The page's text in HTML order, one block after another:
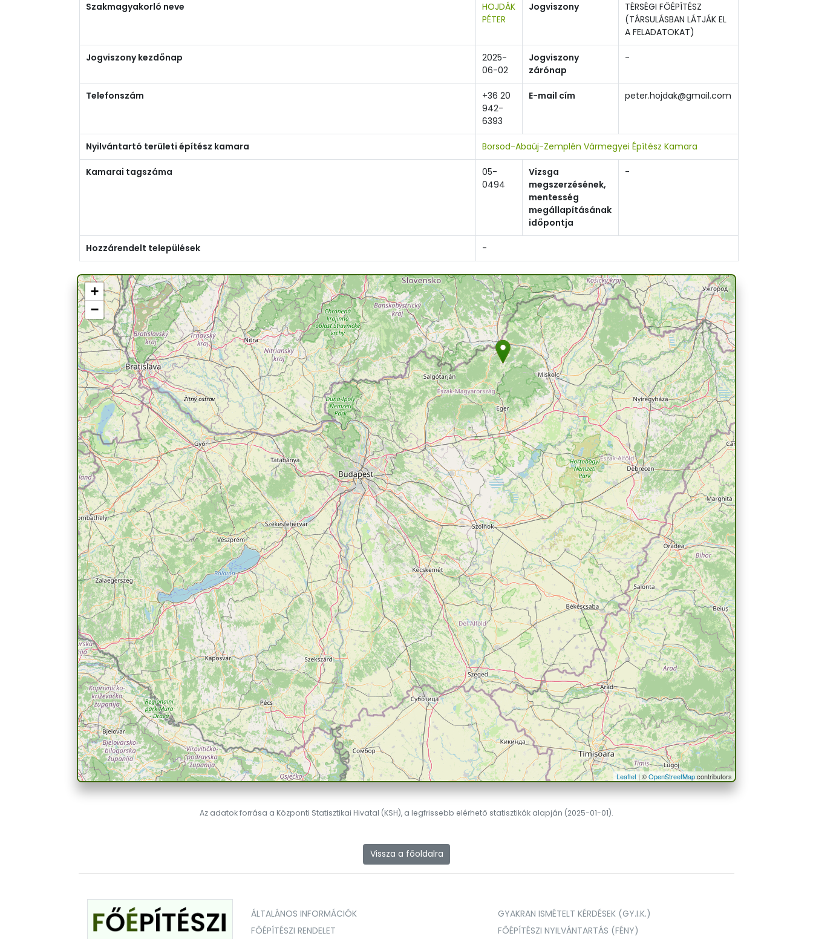
Szakmagyakorló neve
HOJDÁK
PÉTER
Jogviszony
TÉRSÉGI FŐÉPÍTÉSZ
(TÁRSULÁSBAN LÁTJÁK EL
A FELADATOKAT)
Jogviszony kezdőnap
2025-
06-02
Jogviszony
zárónap
-
Telefonszám
+36 20
942-
6393
E-mail cím peter.hojdak@gmail.com
Nyilvántartó területi építész kamara Borsod-Abaúj-Zemplén Vármegyei Építész Kamara
Kamarai tagszáma
05-
0494
Vizsga
megszerzésének,
mentesség
megállapításának
időpontja
-
Hozzárendelt települések -
+
−
Leaflet | ©OpenStreetMapcontributors
Az adatok forrása a Központi Statisztikai Hivatal (KSH), a legfrissebb elérhető statisztikák alapján (2025-01-01).
Vissza a főoldalra
ÁLTALÁNOS INFORMÁCIÓK
GYAKRAN ISMÉTELT KÉRDÉSEK (GY.I.K.)
FŐÉPÍTÉSZI RENDELET
FŐÉPÍTÉSZI NYILVÁNTARTÁS (FÉNY)